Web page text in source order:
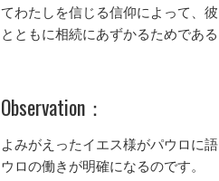
てわたしを信じる信仰によって、
とともに相続にあずかるためである
Observation：
よみがえったイエス様がパウロに
ウロの働きが明確になるのです。